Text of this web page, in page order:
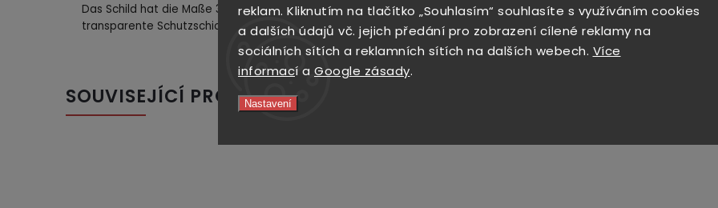
reklam. Kliknutím na tlačítko „Souhlasím“ souhlasíte s využíváním cookies
a dalších údajů vč. jejich předání pro zobrazení cílené reklamy na
sociálních sítích a reklamních sítích na dalších webech. Více
informací a Google zásady.
Nastavení
Das Schild hat die Maße 30 x 20 cm, ist aus Metall gefertigt, hat umgebogene Ränder, eine obere
transparente Schutzschicht und in jeder Ecke ein Loch zum Aufhängen.
SOUVISEJÍCÍ PRODUKTY